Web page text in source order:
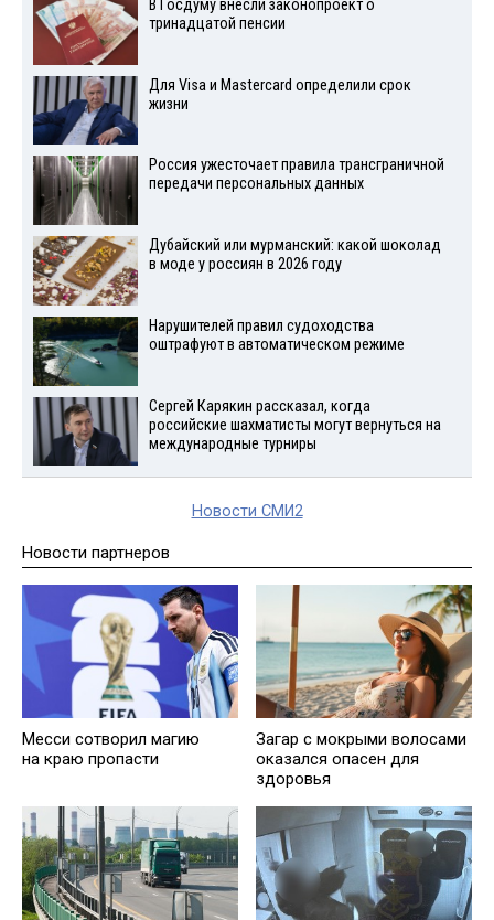
В Госдуму внесли законопроект о
тринадцатой пенсии
Для Visа и Mastercard определили срок
жизни
Россия ужесточает правила трансграничной
передачи персональных данных
Дубайский или мурманский: какой шоколад
в моде у россиян в 2026 году
Нарушителей правил судоходства
оштрафуют в автоматическом режиме
Сергей Карякин рассказал, когда
российские шахматисты могут вернуться на
международные турниры
Новости СМИ2
Новости партнеров
Месси сотворил магию
на краю пропасти
Загар с мокрыми волосами
оказался опасен для
здоровья